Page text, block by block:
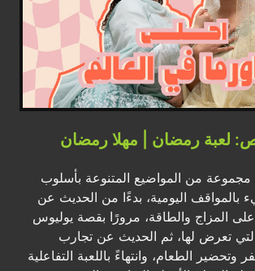
لعبة رمضان | مهلا رمضان
مجموعة من المواضيع المتنوعة بأسلوب
بالمواقف اليومية، بدءًا من الحديث عن
على المزاج والطاقة، مرورًا بقصة يوليوس
تعرض لها، ثم الحديث عن تجارب
الطعام، وانتهاءً باللعبة التفاعلية